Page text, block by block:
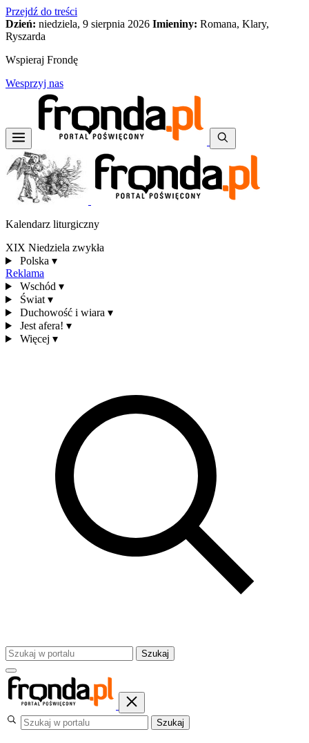
Przejdź do treści
Dzień: niedziela, 9 sierpnia 2026 Imieniny: Romana, Klary,
Ryszarda
Wspieraj Frondę
Wesprzyj nas
Kalendarz liturgiczny
XIX Niedziela zwykła
Polska ▾
Reklama
Wschód ▾
Świat ▾
Duchowość i wiara ▾
Jest afera! ▾
Więcej ▾
Szukaj
Szukaj